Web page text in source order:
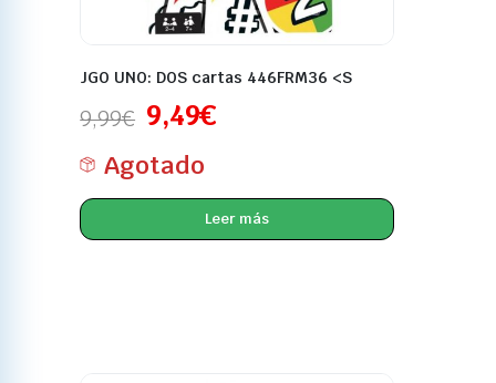
JGO UNO: DOS cartas 446FRM36 <S
9,99€ 9,49€
Agotado
Leer más